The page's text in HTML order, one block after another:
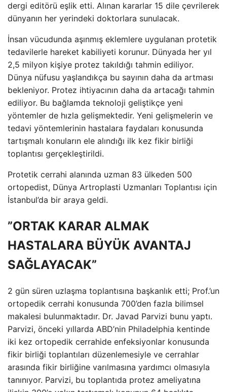
dergi editörü eşlik etti. Alınan kararlar 15 dile çevrilerek
dünyanın her yerindeki doktorlara sunulacak.
İnsan vücudunda aşınmış eklemlere uygulanan protetik
tedavilerle hareket kabiliyeti korunur. Dünyada her yıl
2,5 milyon kişiye protez takıldığı tahmin ediliyor.
Dünya nüfusu yaşlandıkça bu sayının daha da artması
bekleniyor. Protez ihtiyacının daha da artacağı tahmin
ediliyor. Bu bağlamda teknoloji geliştikçe yeni
yöntemler de hızla gelişmektedir. Yeni gelişmelerin ve
tedavi yöntemlerinin hastalara faydaları konusunda
tartışmalı konuların ele alındığı ilk kez fikir birliği
toplantısı gerçekleştirildi.
Protetik cerrahi alanında uzman 83 ülkeden 500
ortopedist, Dünya Artroplasti Uzmanları Toplantısı için
İstanbul’da bir araya geldi.
”ORTAK KARAR ALMAK
HASTALARA BÜYÜK AVANTAJ
SAĞLAYACAK”
2 gün süren uzlaşma toplantısına başkanlık etti; Prof.’un
ortopedik cerrahi konusunda 700’den fazla bilimsel
makalesi bulunmaktadır. Dr. Javad Parvizi bunu yaptı.
Parvizi, önceki yıllarda ABD’nin Philadelphia kentinde
iki kez ortopedik cerrahide enfeksiyonlar konusunda
fikir birliği toplantıları düzenlemesiyle ve cerrahlar
arasında fikir birliğine varılmasına yardımcı olmasıyla
tanınıyor. Parvizi, bu toplantıda protez ameliyatına